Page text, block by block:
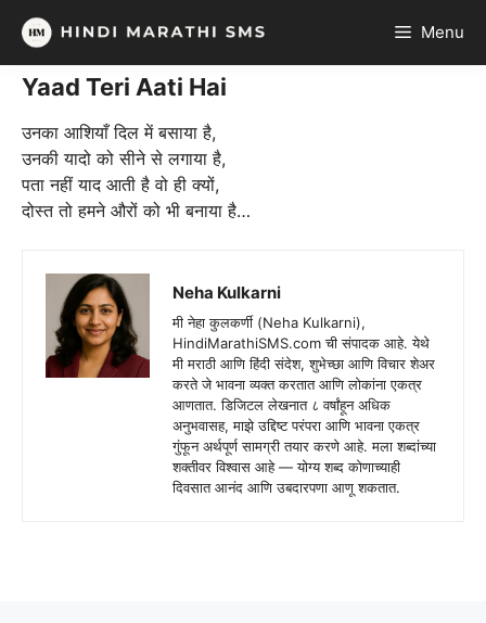
Skip
content
Menu
Yaad Teri Aati Hai
उनका आशियाँ दिल में बसाया है,
उनकी यादो को सीने से लगाया है,
पता नहीं याद आती है वो ही क्यों,
दोस्त तो हमने औरों को भी बनाया है…
Neha Kulkarni
मी नेहा कुलकर्णी (Neha Kulkarni),
HindiMarathiSMS.com ची संपादक आहे. येथे
मी मराठी आणि हिंदी संदेश, शुभेच्छा आणि विचार शेअर
करते जे भावना व्यक्त करतात आणि लोकांना एकत्र
आणतात. डिजिटल लेखनात ८ वर्षांहून अधिक
अनुभवासह, माझे उद्दिष्ट परंपरा आणि भावना एकत्र
गुंफून अर्थपूर्ण सामग्री तयार करणे आहे. मला शब्दांच्या
शक्तीवर विश्वास आहे — योग्य शब्द कोणाच्याही
दिवसात आनंद आणि उबदारपणा आणू शकतात.